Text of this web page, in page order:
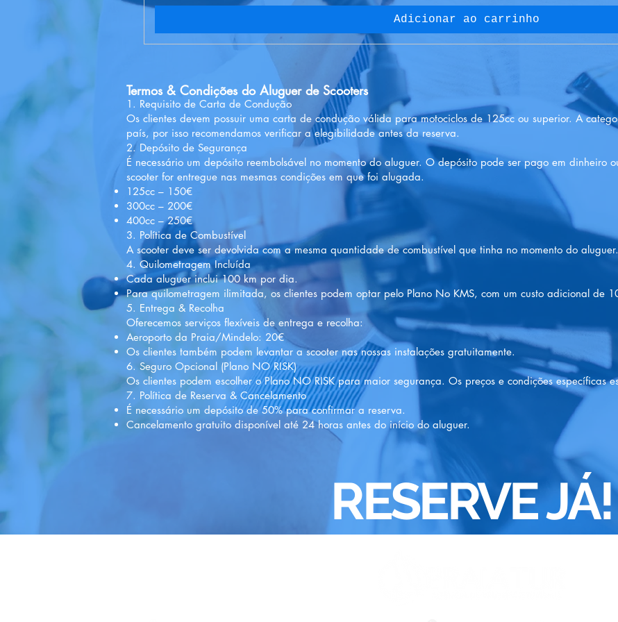
Adicionar ao carrinho
Termos & Condições do Aluguer de Scooters
1. Requisito de Carta de Condução
Os clientes devem possuir uma carta de condução válida para motociclos de 125cc ou superior. A
país, por isso recomendamos verificar a elegibilidade antes da reserva.
2. Depósito de Segurança
É necessário um depósito reembolsável no momento do aluguer. O depósito pode ser pago em dinheiro
scooter for entregue nas mesmas condições em que foi alugada.
125cc – 150€
300cc – 200€
400cc – 250€
3. Política de Combustível
A scooter deve ser devolvida com a mesma quantidade de combustível que tinha no momento do aluguer.
4. Quilometragem Incluída
Cada aluguer inclui 100 km por dia.
Para quilometragem ilimitada, os clientes podem optar pelo Plano No KMS, com um custo adicional de
5. Entrega & Recolha
Oferecemos serviços flexíveis de entrega e recolha:
Aeroporto da Praia/Mindelo: 20€
Os clientes também podem levantar a scooter nas nossas instalações gratuitamente.
6. Seguro Opcional (Plano NO RISK)
Os clientes podem escolher o Plano NO RISK para maior segurança. Os preços e condições específicas
7. Política de Reserva & Cancelamento
É necessário um depósito de 50% para confirmar a reserva.
Cancelamento gratuito disponível até 24 horas antes do início do aluguer.
RESERVE JÁ!